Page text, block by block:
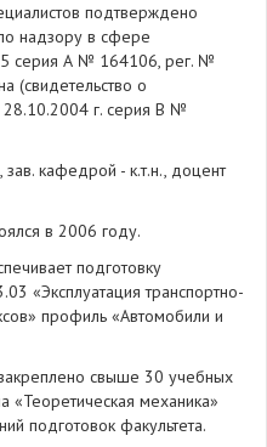
подтверждено
надзору в сфере
серия А № 164106, рег. №
(свидетельство о
28.10.2004 г. серия В №
кафедрой - к.т.н., доцент
в 2006 году.
подготовку
«Эксплуатация транспортно-
профиль «Автомобили и
свыше 30 учебных
«Теоретическая механика»
подготовок факультета.